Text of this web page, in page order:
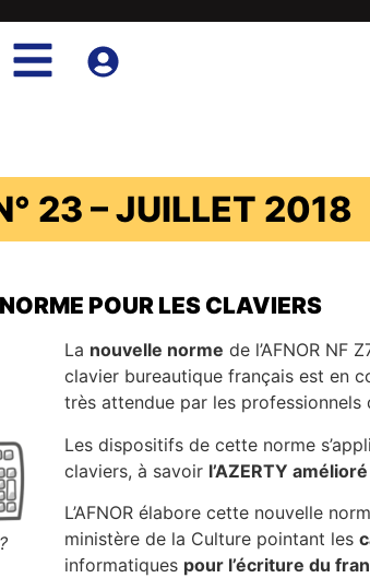
23 – JUILLET 2018
POUR LES CLAVIERS
La nouvelle norme de l’AFNOR NF
clavier bureautique français est en
très attendue par les professionnels
Les dispositifs de cette norme
claviers, à savoir l’AZERTY amélioré
L’AFNOR élabore cette nouvelle
ministère de la Culture pointant les
informatiques pour l’écriture du